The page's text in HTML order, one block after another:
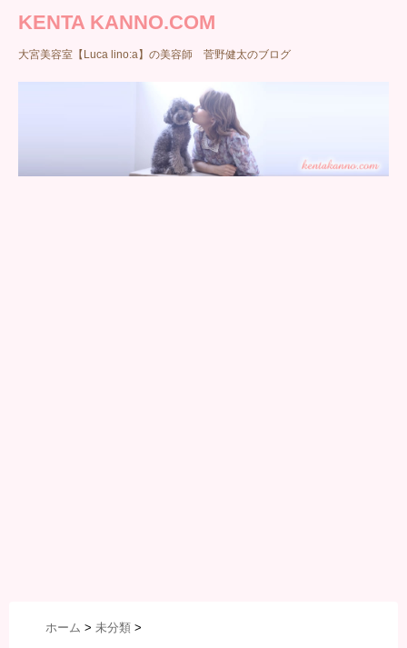
KENTA KANNO.COM
大宮美容室【Luca lino:a】の美容師 菅野健太のブログ
ホーム > 未分類 >